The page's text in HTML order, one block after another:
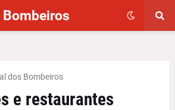
dos Bombeiros
e restaurantes